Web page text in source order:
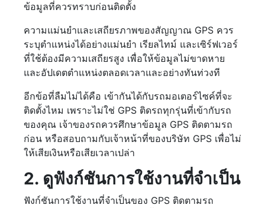
ข้อมูลที่ควรทราบก่อนติดตั้ง
ความแม่นยำและเสถียรภาพของสัญญาณ GPS ควร
ระบุตำแหน่งได้อย่างแม่นยำ เรียลไทม์ และเซิร์ฟเวอร์
ที่ใช้ต้องมีความเสถียรสูง เพื่อให้ข้อมูลไม่ขาดหาย
และอัปเดตตำแหน่งตลอดเวลาและอย่างทันท่วงที
อีกข้อที่ลืมไม่ได้คือ เข้ากันได้กับรถมอเตอร์ไซค์ที่จะ
ติดตั้งไหม เพราะไม่ใช่ GPS ติดรถทุกรุ่นที่เข้ากับรถ
ของคุณ เจ้าของรถควรศึกษาข้อมูล GPS ติดตามรถ
ก่อน หรือสอบถามกับเจ้าหน้าที่ของบริษัท GPS เพื่อไม่
ให้เสียเงินหรือเสียเวลาเปล่า
2. ดูฟังก์ชันการใช้งานที่จำเป็น
ฟังก์ชันการใช้งานที่จำเป็นของ GPS ติดตามรถ